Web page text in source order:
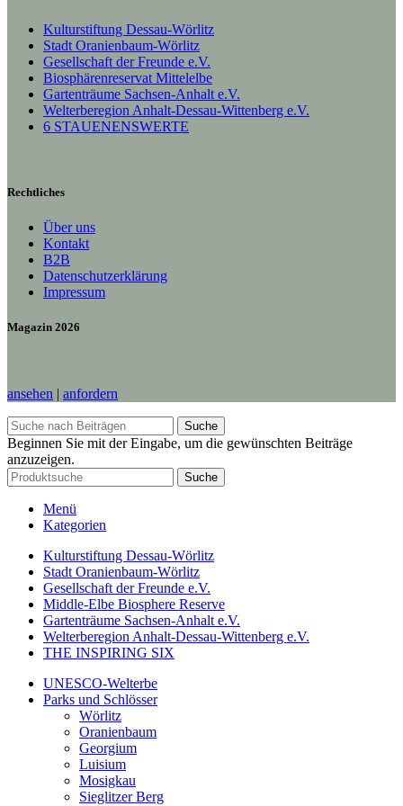
Kulturstiftung Dessau-Wörlitz
Stadt Oranienbaum-Wörlitz
Gesellschaft der Freunde e.V.
Biosphärenreservat Mittelelbe
Gartenträume Sachsen-Anhalt e.V.
Welterberegion Anhalt-Dessau-Wittenberg e.V.
6 STAUENENSWERTE
Rechtliches
Über uns
Kontakt
B2B
Datenschutzerklärung
Impressum
Magazin 2026
ansehen | anfordern
Suche
Beginnen Sie mit der Eingabe, um die gewünschten Beiträge
anzuzeigen.
Suche
Menü
Kategorien
Kulturstiftung Dessau-Wörlitz
Stadt Oranienbaum-Wörlitz
Gesellschaft der Freunde e.V.
Middle-Elbe Biosphere Reserve
Gartenträume Sachsen-Anhalt e.V.
Welterberegion Anhalt-Dessau-Wittenberg e.V.
THE INSPIRING SIX
UNESCO-Welterbe
Parks und Schlösser
Wörlitz
Oranienbaum
Georgium
Luisium
Mosigkau
Sieglitzer Berg